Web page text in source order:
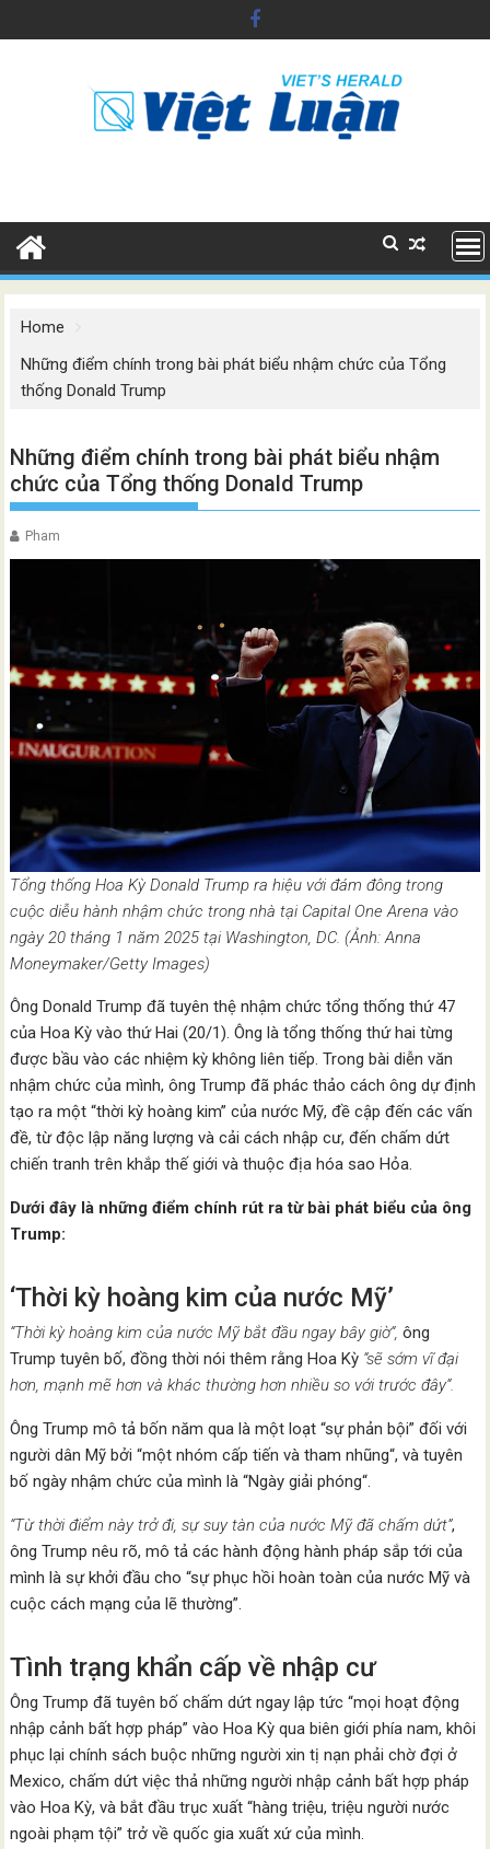
to
Home
Những điểm chính trong bài phát biểu nhậm chức của Tổng
thống Donald Trump
Những điểm chính trong bài phát biểu nhậm
chức của Tổng thống Donald Trump
Pham
Tổng thống Hoa Kỳ Donald Trump ra hiệu với đám đông trong
cuộc diễu hành nhậm chức trong nhà tại Capital One Arena vào
ngày 20 tháng 1 năm 2025 tại Washington, DC. (Ảnh: Anna
Moneymaker/Getty Images)
Ông Donald Trump đã tuyên thệ nhậm chức tổng thống thứ 47
của Hoa Kỳ vào thứ Hai (20/1). Ông là tổng thống thứ hai từng
được bầu vào các nhiệm kỳ không liên tiếp. Trong bài diễn văn
nhậm chức của mình, ông Trump đã phác thảo cách ông dự định
tạo ra một “thời kỳ hoàng kim” của nước Mỹ, đề cập đến các vấn
đề, từ độc lập năng lượng và cải cách nhập cư, đến chấm dứt
chiến tranh trên khắp thế giới và thuộc địa hóa sao Hỏa.
Dưới đây là những điểm chính rút ra từ bài phát biểu của ông
Trump:
‘Thời kỳ hoàng kim của nước Mỹ’
“Thời kỳ hoàng kim của nước Mỹ bắt đầu ngay bây giờ“, ông
Trump tuyên bố, đồng thời nói thêm rằng Hoa Kỳ “sẽ sớm vĩ đại
hơn, mạnh mẽ hơn và khác thường hơn nhiều so với trước đây“.
Ông Trump mô tả bốn năm qua là một loạt “sự phản bội” đối với
người dân Mỹ bởi “một nhóm cấp tiến và tham nhũng“, và tuyên
bố ngày nhậm chức của mình là “Ngày giải phóng“.
“Từ thời điểm này trở đi, sự suy tàn của nước Mỹ đã chấm dứt”,
ông Trump nêu rõ, mô tả các hành động hành pháp sắp tới của
mình là sự khởi đầu cho “sự phục hồi hoàn toàn của nước Mỹ và
cuộc cách mạng của lẽ thường”.
Tình trạng khẩn cấp về nhập cư
Ông Trump đã tuyên bố chấm dứt ngay lập tức “mọi hoạt động
nhập cảnh bất hợp pháp” vào Hoa Kỳ qua biên giới phía nam, khôi
phục lại chính sách buộc những người xin tị nạn phải chờ đợi ở
Mexico, chấm dứt việc thả những người nhập cảnh bất hợp pháp
vào Hoa Kỳ, và bắt đầu trục xuất “hàng triệu, triệu người nước
ngoài phạm tội” trở về quốc gia xuất xứ của mình.